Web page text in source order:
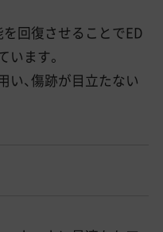
回復させることでED
ます。
、傷跡が目立たない